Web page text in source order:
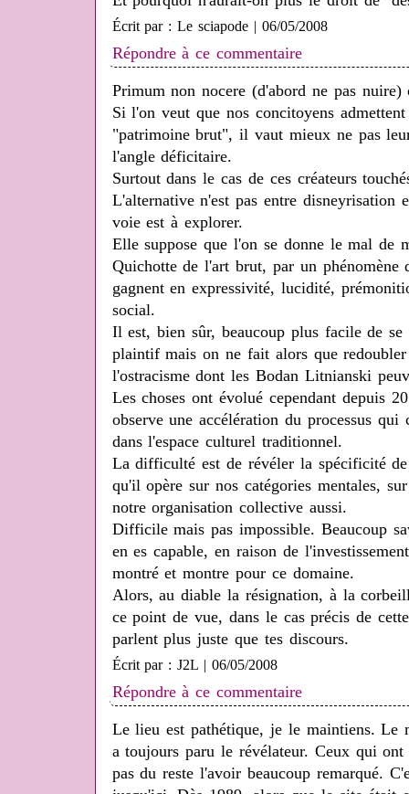
Écrit par : Le sciapode | 06/05/2008
Répondre à ce commentaire
Primum non nocere (d'abord ne pas nuire)
Si l'on veut que nos concitoyens
"patrimoine brut", il vaut mieux ne pas
l'angle déficitaire.
Surtout dans le cas de ces créateurs
L'alternative n'est pas entre disneyrisation
voie est à explorer.
Elle suppose que l'on se donne le mal de
Quichotte de l'art brut, par un phénomène
gagnent en expressivité, lucidité,
social.
Il est, bien sûr, beaucoup plus facile de se
plaintif mais on ne fait alors que
l'ostracisme dont les Bodan Litnianski
Les choses ont évolué cependant depuis
observe une accélération du processus
dans l'espace culturel traditionnel.
La difficulté est de révéler la spécificité
qu'il opère sur nos catégories mentales,
notre organisation collective aussi.
Difficile mais pas impossible. Beaucoup
en es capable, en raison de
montré et montre pour ce domaine.
Alors, au diable la résignation, à la
ce point de vue, dans le cas précis de
parlent plus juste que tes discours.
Écrit par : J2L | 06/05/2008
Répondre à ce commentaire
Le lieu est pathétique, je le maintiens. Le
a toujours paru le révélateur. Ceux qui
pas du reste l'avoir beaucoup remarqué.